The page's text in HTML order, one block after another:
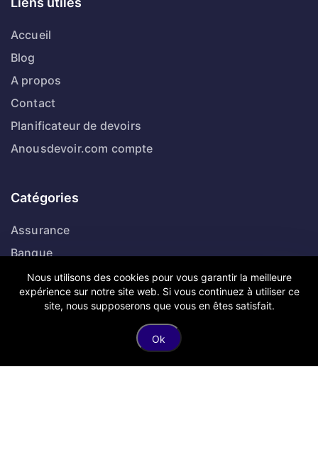
Accueil
Blog
A propos
Contact
Planificateur de devoirs
Anousdevoir.com compte
Catégories
Assurance
Banque
Business
Finance
Nous utilisons des cookies pour vous garantir la meilleure
expérience sur notre site web. Si vous continuez à utiliser ce
site, nous supposerons que vous en êtes satisfait.
Ok